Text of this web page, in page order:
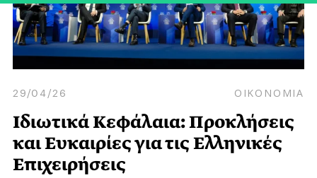
29/04/26 ΟΙΚΟΝΟΜΙΑ
Ιδιωτικά Κεφάλαια: Προκλήσεις
και Ευκαιρίες για τις Ελληνικές
Επιχειρήσεις